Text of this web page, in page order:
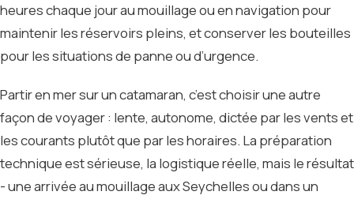
heures chaque jour au mouillage ou en navigation pour
maintenir les réservoirs pleins, et conserver les bouteilles
pour les situations de panne ou d’urgence.
Partir en mer sur un catamaran, c’est choisir une autre
façon de voyager : lente, autonome, dictée par les vents et
les courants plutôt que par les horaires. La préparation
technique est sérieuse, la logistique réelle, mais le résultat
- une arrivée au mouillage aux Seychelles ou dans un